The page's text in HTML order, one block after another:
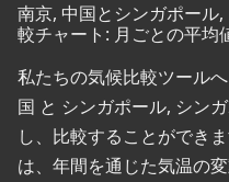
南京, 中国とシンガポール
較チャート: 月ごとの平均
私たちの気候比較ツール
国 と シンガポール, シン
し、比較することができ
は、年間を通じた気温の